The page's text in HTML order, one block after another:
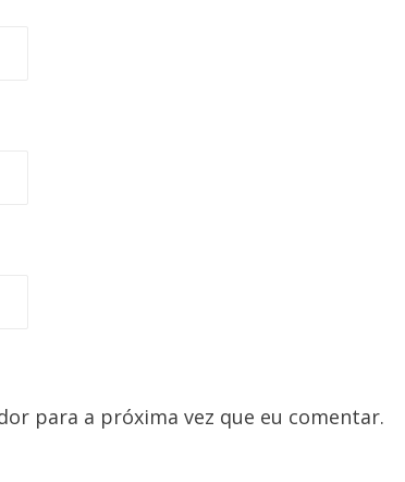
para a próxima vez que eu comentar.